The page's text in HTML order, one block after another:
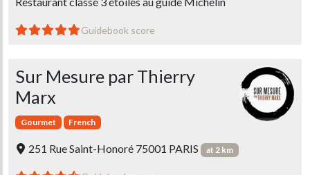
Guidebook score
Sur Mesure par Thierry
Marx
Gourmet French
251 Rue Saint-Honoré 75001 PARIS at 2 km